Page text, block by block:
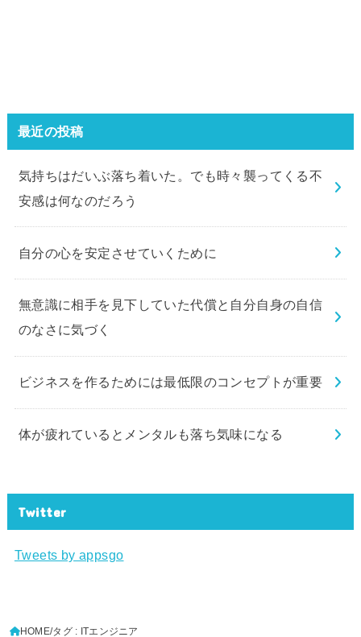
最近の投稿
気持ちはだいぶ落ち着いた。でも時々襲ってくる不
安感は何なのだろう
自分の心を安定させていくために
無意識に相手を見下していた代償と自分自身の自信
のなさに気づく
ビジネスを作るためには最低限のコンセプトが重要
体が疲れているとメンタルも落ち気味になる
Twitter
Tweets by appsgo
HOME タグ : ITエンジニア